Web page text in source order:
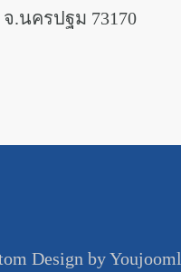
นครปฐม 73170
Design by